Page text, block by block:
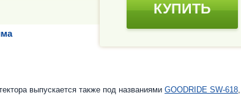
КУПИТЬ
выпускается также под названиями GOODRIDE SW-618,